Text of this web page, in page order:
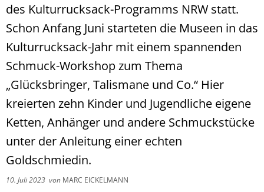
des Kulturrucksack-Programms NRW statt.
Schon Anfang Juni starteten die Museen in das
Kulturrucksack-Jahr mit einem spannenden
Schmuck-Workshop zum Thema
„Glücksbringer, Talismane und Co.“ Hier
kreierten zehn Kinder und Jugendliche eigene
Ketten, Anhänger und andere Schmuckstücke
unter der Anleitung einer echten
Goldschmiedin.
10. Juli 2023 von MARC EICKELMANN